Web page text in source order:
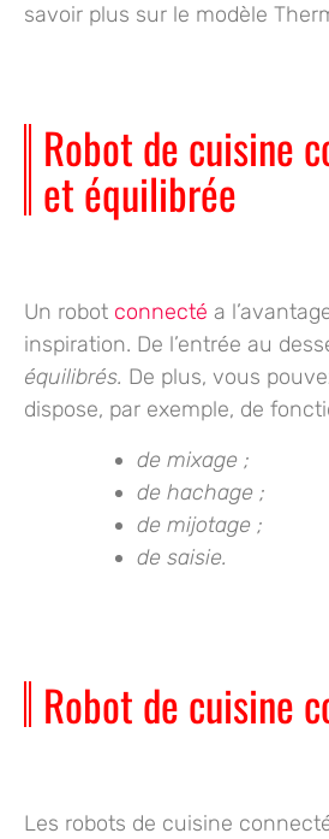
savoir plus sur le modèle
Robot de cuisine
et équilibrée
Un robot connecté a
inspiration. De l’entrée au
équilibrés. De plus, vous
dispose, par exemple, de
de mixage ;
de hachage ;
de mijotage ;
de saisie.
Robot de cuisine
Les robots de cuisine